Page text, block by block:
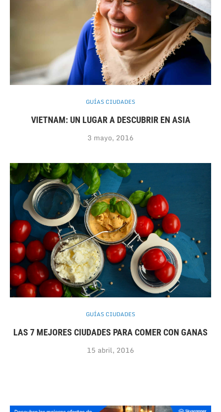
GUÍAS CIUDADES
VIETNAM: UN LUGAR A DESCUBRIR EN ASIA
3 mayo, 2016
GUÍAS CIUDADES
LAS 7 MEJORES CIUDADES PARA COMER CON GANAS
15 abril, 2016